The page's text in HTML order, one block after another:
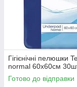
Гігієнічні пелюшки
normal 60х60см
Готово до відправки